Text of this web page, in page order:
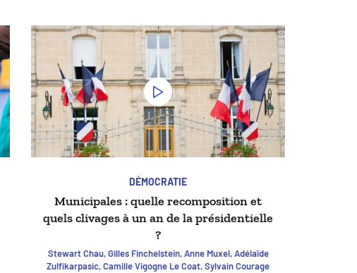
DÉMOCRATIE
Municipales : quelle recomposition et
quels clivages à un an de la présidentielle
?
Stewart Chau, Gilles Finchelstein, Anne Muxel, Adélaïde
Zulfikarpasic, Camille Vigogne Le Coat, Sylvain Courage